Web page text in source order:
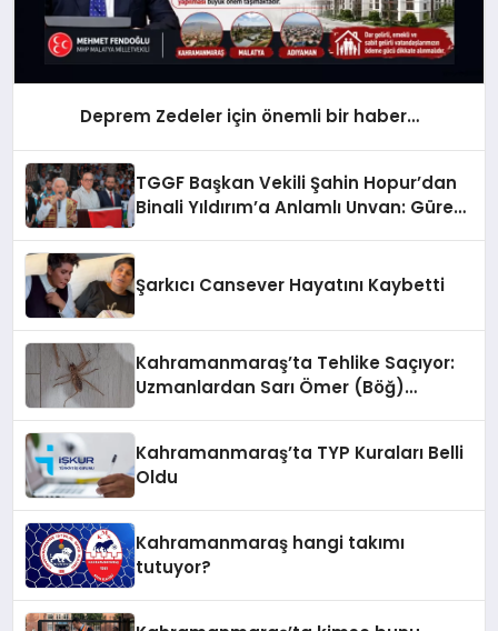
Deprem Zedeler için önemli bir haber…
TGGF Başkan Vekili Şahin Hopur’dan
Binali Yıldırım’a Anlamlı Unvan: Güreş
Şarkıcı Cansever Hayatını Kaybetti
Kahramanmaraş’ta Tehlike Saçıyor:
Uzmanlardan Sarı Ömer (Böğ)
Kahramanmaraş’ta TYP Kuraları Belli
Oldu
Kahramanmaraş hangi takımı
tutuyor?